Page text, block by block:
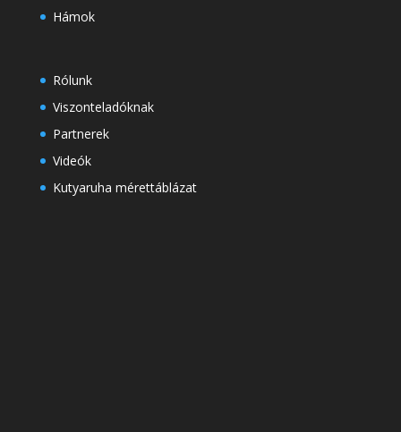
Hámok
Rólunk
Viszonteladóknak
Partnerek
Videók
Kutyaruha mérettáblázat